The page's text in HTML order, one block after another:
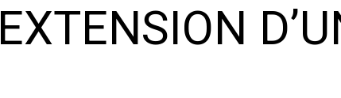
PROFESSIONNELS
EXTENSION